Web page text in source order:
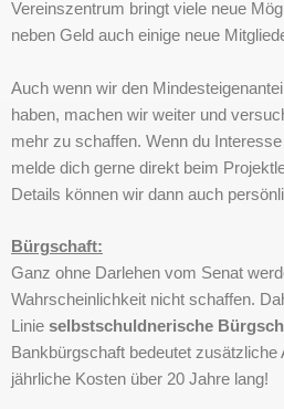
Vereinszentrum bringt viele neue
neben Geld auch einige neue
Auch wenn wir den
haben, machen wir weiter und
mehr zu schaffen. Wenn du
melde dich gerne direkt beim
Details können wir dann auch
Bürgschaft:
Ganz ohne Darlehen vom Senat
Wahrscheinlichkeit nicht schaffen.
Linie selbstschuldnerische
Bankbürgschaft bedeutet zusätzliche
jährliche Kosten über 20 Jahre lang!